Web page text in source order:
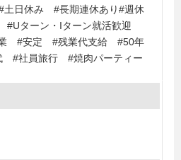
日休み #長期連休あり#週休
ターン・Iターン就活歓迎
#安定 #残業代支給 #50年
#社員旅行 #焼肉パーティー